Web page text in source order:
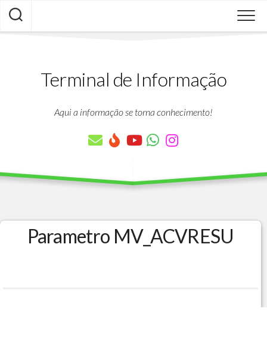
Skip
content
Terminal de Informação
Aqui a informação se torna conhecimento!
Parametro MV_ACVRESU